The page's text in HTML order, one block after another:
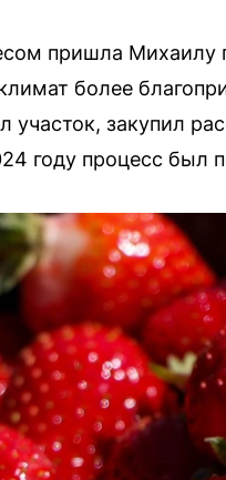
пришла Михаилу
более
участок, закупил
году процесс был